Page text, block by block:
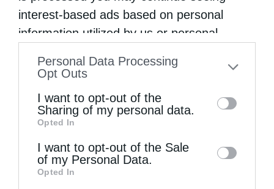
interest-based ads based on personal
information utilized by us or personal
to your opt-out. You may separately opt-out
information by third parties on the IAB’s list
of downstream participants. This
information may also be disclosed by us to
third parties on theIAB’s List of
Downstream Participants
Personal Data Processing
Opt Outs
I want to opt-out of the
Sharing of my personal data.
Opted In
I want to opt-out of the Sale
of my Personal Data.
Opted In